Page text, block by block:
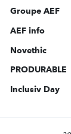
Groupe AEF
AEF info
Novethic
PRODURABLE
Inclusiv Day